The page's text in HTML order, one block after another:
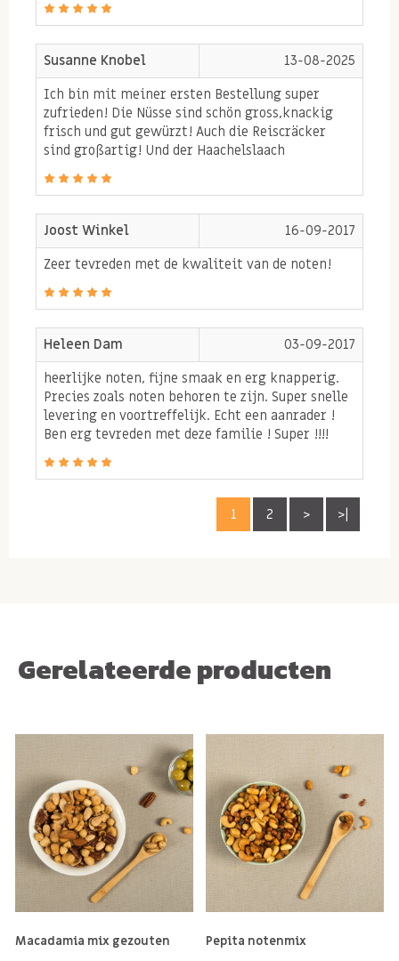
Susanne Knobel
13-08-2025
Ich bin mit meiner ersten Bestellung super
zufrieden! Die Nüsse sind schön gross,knackig
frisch und gut gewürzt! Auch die Reiscräcker
sind großartig! Und der Haachelslaach
Joost Winkel
16-09-2017
Zeer tevreden met de kwaliteit van de noten!
Heleen Dam
03-09-2017
heerlijke noten, fijne smaak en erg knapperig.
Precies zoals noten behoren te zijn. Super snelle
levering en voortreffelijk. Echt een aanrader !
Ben erg tevreden met deze familie ! Super !!!!
1 2 > >|
Gerelateerde producten
Macadamia mix gezouten Pepita notenmix